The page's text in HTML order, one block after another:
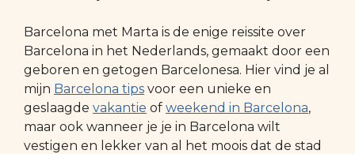
Barcelona met Marta is de enige reissite over
Barcelona in het Nederlands, gemaakt door een
geboren en getogen Barcelonesa. Hier vind je al
mijn Barcelona tips voor een unieke en
geslaagde vakantie of weekend in Barcelona,
maar ook wanneer je je in Barcelona wilt
vestigen en lekker van al het moois dat de stad